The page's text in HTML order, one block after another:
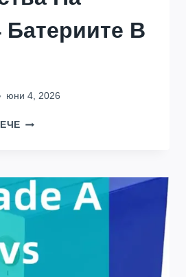
Батериите В
юни 4, 2026
В
ЖИВОТА
ПРЕДИМСТВА
НА
В
АФРИКА